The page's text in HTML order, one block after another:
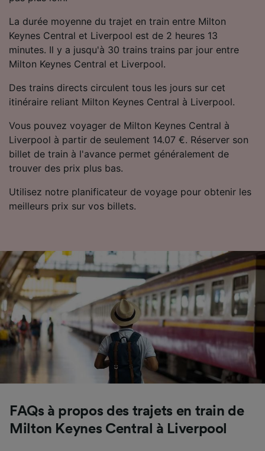
La durée moyenne du trajet en train entre Milton
Keynes Central et Liverpool est de 2 heures 13
minutes. Il y a jusqu'à 30 trains trains par jour entre
Milton Keynes Central et Liverpool.
Des trains directs circulent tous les jours sur cet
itinéraire reliant Milton Keynes Central à Liverpool.
Vous pouvez voyager de Milton Keynes Central à
Liverpool à partir de seulement 14.07 €. Réserver son
billet de train à l'avance permet généralement de
trouver des prix plus bas.
Utilisez notre planificateur de voyage pour obtenir les
meilleurs prix sur vos billets.
FAQs à propos des trajets en train de
Milton Keynes Central à Liverpool